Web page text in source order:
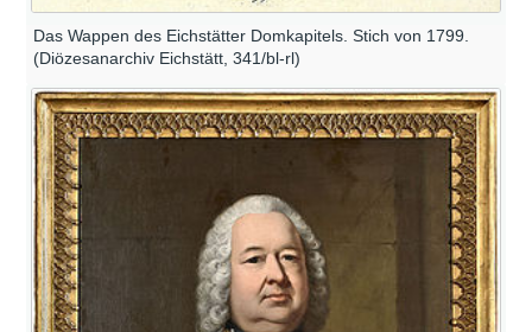
Das Wappen des Eichstätter Domkapitels. Stich von 1799.
(Diözesanarchiv Eichstätt, 341/bl-rl)